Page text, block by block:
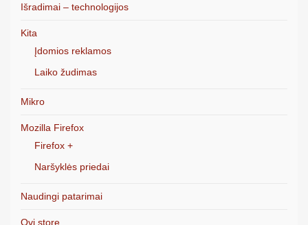
Išradimai – technologijos
Kita
Įdomios reklamos
Laiko žudimas
Mikro
Mozilla Firefox
Firefox +
Naršyklės priedai
Naudingi patarimai
Ovi store